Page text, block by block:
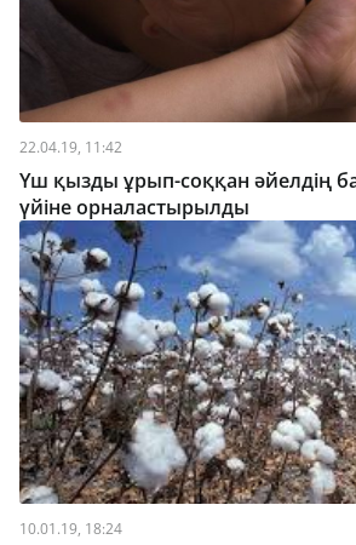
22.04.19, 11:42
Үш қызды ұрып-соққан әйелдің
үйіне орналастырылды
10.01.19, 18:24